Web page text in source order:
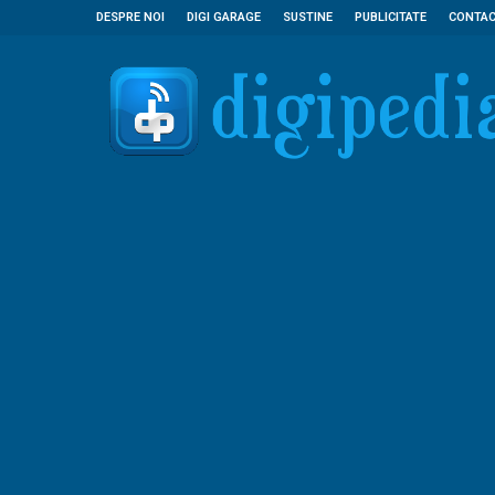
DESPRE NOI DIGI GARAGE SUSTINE PUBLICITATE